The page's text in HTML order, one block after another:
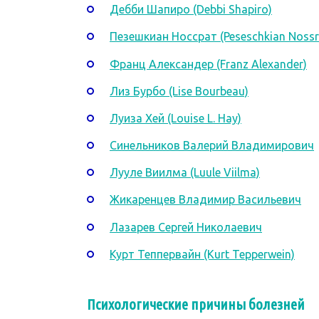
Дебби Шапиро (Debbi Shapiro)
Пезешкиан Носсрат (Peseschkian
Франц Александер (Franz Alexander)
Лиз Бурбо (Lise Bourbeau)
Луиза Хей (Louise L. Hay)
Синельников Валерий Владимирович
Лууле Виилма (Luule Viilma)
Жикаренцев Владимир Васильевич
Лазарев Сергей Николаевич
Курт Теппервайн (Kurt Tepperwein)
Психологические причины болезней